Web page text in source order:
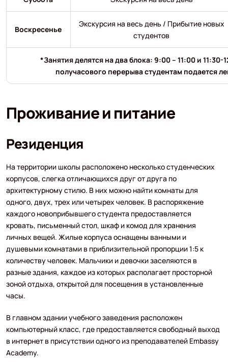
Воскресенье
Экскурсия на весь день / Прибытие новых
студентов
*Занятия делятся на два блока: 9:00 – 11:00 и 11:30-
получасового перерыва студентам подается
Проживание и питание
Резиденция
На территории школы расположено несколько студенческих
корпусов, слегка отличающихся друг от друга по
архитектурному стилю. В них можно найти комнаты для
одного, двух, трех или четырех человек. В распоряжение
каждого новоприбывшего студента предоставляется
кровать, письменный стол, шкаф и комод для хранения
личных вещей. Жилые корпуса оснащены ванными и
душевыми комнатами в приблизительной пропорции 1:5 к
количеству человек. Мальчики и девочки заселяются в
разные здания, каждое из которых располагает просторной
зоной отдыха, открытой для посещения в установленные
часы.
В главном здании учебного заведения расположен
компьютерный класс, где предоставляется свободный выход
в интернет в присутствии одного из преподавателей Embassy
Academy.